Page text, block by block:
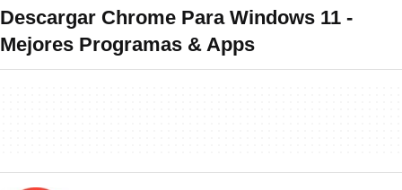
Descargar Chrome Para Windows 11 -
Mejores Programas & Apps